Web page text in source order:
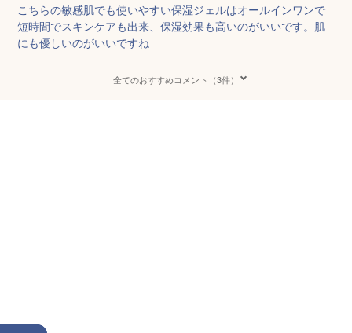
こちらの敏感肌でも使いやすい保湿ジェルはオールインワンで
短時間でスキンケアも出来、保湿効果も高いのがいいです。肌
にも優しいのがいいですね
全てのおすすめコメント（3件）